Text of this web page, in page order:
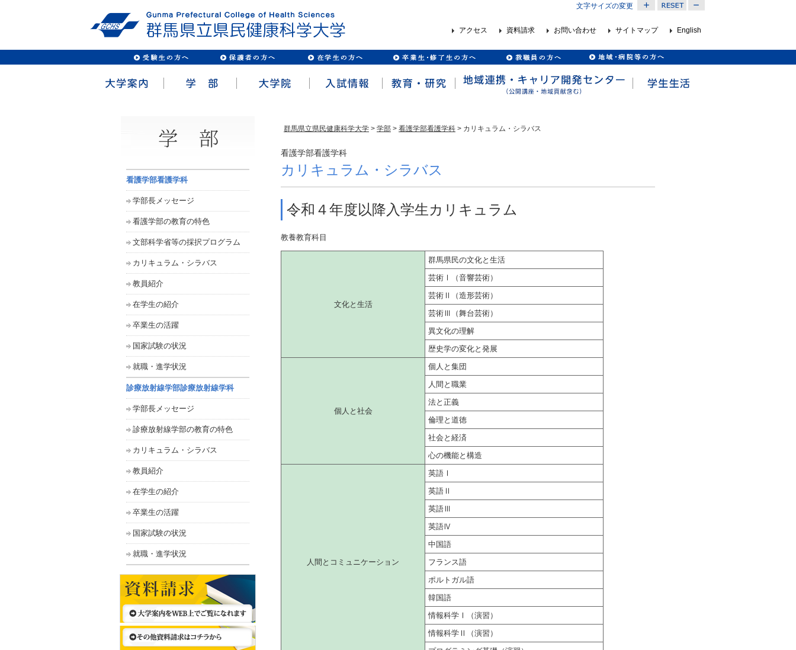
文字サイズの変更
アクセス 資料請求 お問い合わせ サイトマップ English
群馬県立県民健康科学大学 > 学部 > 看護学部看護学科 > カリキュラム・シラバス
看護学部看護学科
カリキュラム・シラバス
令和４年度以降入学生カリキュラム
教養教育科目
文化と生活
群馬県民の文化と生活
芸術Ⅰ（音響芸術）
芸術Ⅱ（造形芸術）
芸術Ⅲ（舞台芸術）
異文化の理解
歴史学の変化と発展
個人と社会
個人と集団
人間と職業
法と正義
倫理と道徳
社会と経済
心の機能と構造
人間とコミュニケーション
英語Ⅰ
英語Ⅱ
英語Ⅲ
英語Ⅳ
中国語
フランス語
ポルトガル語
韓国語
情報科学Ⅰ（演習）
情報科学Ⅱ（演習）
看護学部看護学科
学部長メッセージ
看護学部の教育の特色
文部科学省等の採択プログラム
カリキュラム・シラバス
教員紹介
在学生の紹介
卒業生の活躍
国家試験の状況
就職・進学状況
診療放射線学部診療放射線学科
学部長メッセージ
診療放射線学部の教育の特色
カリキュラム・シラバス
教員紹介
在学生の紹介
卒業生の活躍
国家試験の状況
就職・進学状況